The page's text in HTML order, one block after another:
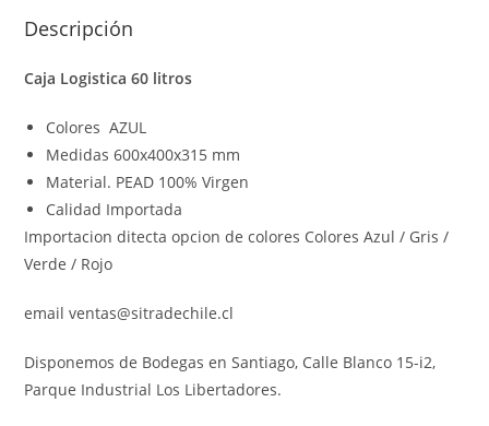
Descripción
Caja Logistica 60 litros
Colores AZUL
Medidas 600x400x315 mm
Material. PEAD 100% Virgen
Calidad Importada
Importacion ditecta opcion de colores Colores Azul / Gris /
Verde / Rojo
email ventas@sitradechile.cl
Disponemos de Bodegas en Santiago, Calle Blanco 15-i2,
Parque Industrial Los Libertadores.